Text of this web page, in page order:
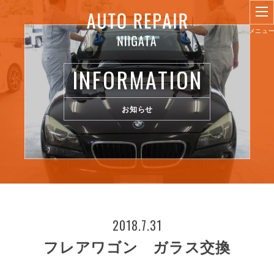
INFORMATION
お知らせ
2018.7.31
フレアワゴン ガラス交換